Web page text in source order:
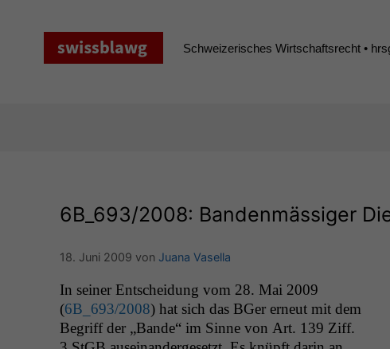
Schweizerisches Wirtschaftsrecht •
6B_693/2008: Bandenmässiger
18. Juni 2009 von Juana Vasella
In sein­er Entschei­dung vom 28. Mai 2009
(6B_693/2008) hat sich das BGer erneut mit dem
Begriff der „Bande“ im Sinne von Art. 139 Ziff.